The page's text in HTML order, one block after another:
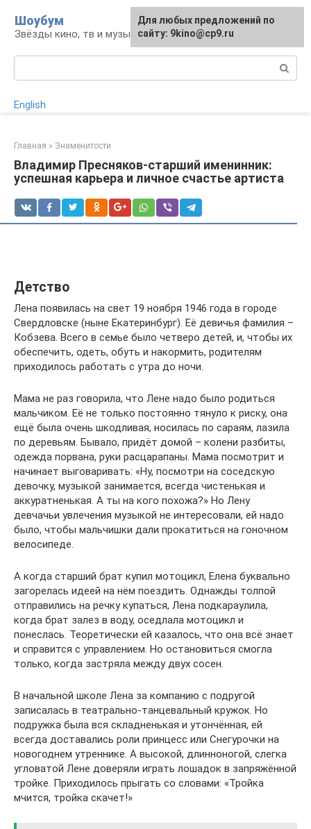
контенту
Шоубум
Звёзды кино, тв и музыки
English
Главная » Знаменитости
Владимир Пресняков-старший именинник:
успешная карьера и личное счастье артиста
Детство
Лена появилась на свет 19 ноября 1946 года в городе
Свердловске (ныне Екатеринбург). Её девичья фамилия –
Кобзева. Всего в семье было четверо детей, и, чтобы их
обеспечить, одеть, обуть и накормить, родителям
приходилось работать с утра до ночи.
Мама не раз говорила, что Лене надо было родиться
мальчиком. Её не только постоянно тянуло к риску, она
ещё была очень шкодливая, носилась по сараям, лазила
по деревьям. Бывало, придёт домой – колени разбиты,
одежда порвана, руки расцарапаны. Мама посмотрит и
начинает выговаривать: «Ну, посмотри на соседскую
девочку, музыкой занимается, всегда чистенькая и
аккуратненькая. А ты на кого похожа?» Но Лену
девчачьи увлечения музыкой не интересовали, ей надо
было, чтобы мальчишки дали прокатиться на гоночном
велосипеде.
А когда старший брат купил мотоцикл, Елена буквально
загорелась идеей на нём поездить. Однажды толпой
отправились на речку купаться, Лена подкараулила,
когда брат залез в воду, оседлала мотоцикл и
понеслась. Теоретически ей казалось, что она всё знает
и справится с управлением. Но остановиться смогла
только, когда застряла между двух сосен.
В начальной школе Лена за компанию с подругой
записалась в театрально-танцевальный кружок. Но
подружка была вся складненькая и утончённая, ей
всегда доставались роли принцесс или Снегурочки на
новогоднем утреннике. А высокой, длинноногой, слегка
угловатой Лене доверяли играть лошадок в запряжённой
тройке. Приходилось прыгать со словами: «Тройка
мчится, тройка скачет!»
Для любых предложений по
сайту: 9kino@cp9.ru